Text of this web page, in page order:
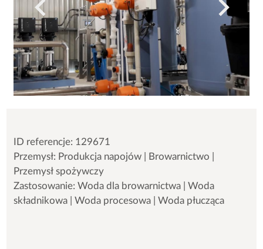
ID referencje: 129671
Przemysł: Produkcja napojów | Browarnictwo |
Przemysł spożywczy
Zastosowanie: Woda dla browarnictwa | Woda
składnikowa | Woda procesowa | Woda płucząca